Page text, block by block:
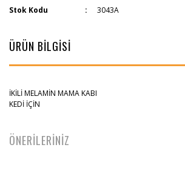
Stok Kodu
3043A
ÜRÜN BİLGİSİ
İKİLİ MELAMİN MAMA KABI
KEDİ İÇİN
ÖNERİLERİNİZ